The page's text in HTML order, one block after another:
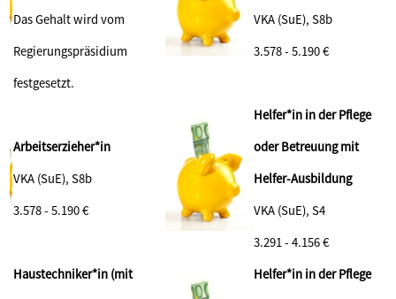
Das Gehalt wird vom
Regierungspräsidium
festgesetzt.
VKA (SuE), S8b
3.578 - 5.190 €
Arbeitserzieher*in
VKA (SuE), S8b
3.578 - 5.190 €
Helfer*in in der Pflege
oder Betreuung mit
Helfer-Ausbildung
VKA (SuE), S4
3.291 - 4.156 €
Haustechniker*in (mit
Helfer*in in der Pflege